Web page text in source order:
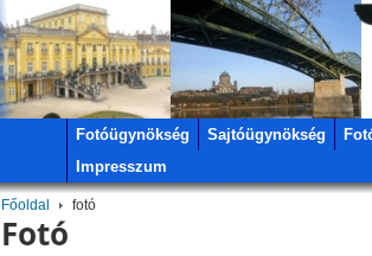
Fotóügynökség Sajtóügynökség
Impresszum
Főoldal fotó
Fotó